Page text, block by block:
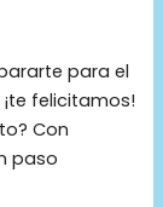
para el
felicitamos!
Con
paso